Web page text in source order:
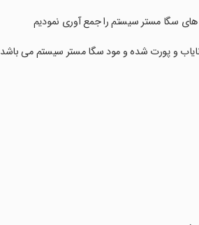
و پورت شده و مود سگا مستر سیستم می باشد